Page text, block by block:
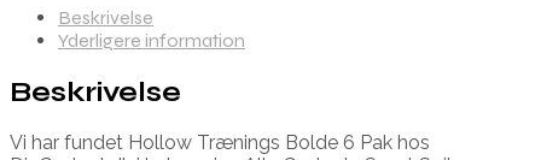
Beskrivelse
Yderligere information
Beskrivelse
Vi har fundet Hollow Trænings Bolde 6 Pak hos